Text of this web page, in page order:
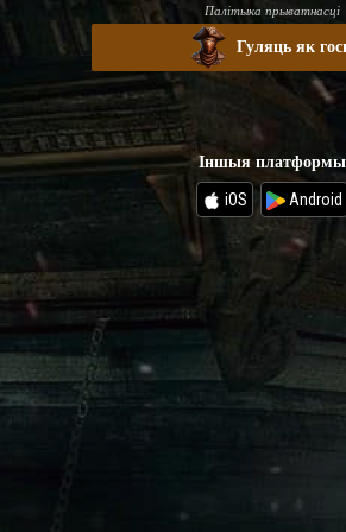
Палітыка прыватнасці
Гуляць як
Іншыя платформы
iOS Android